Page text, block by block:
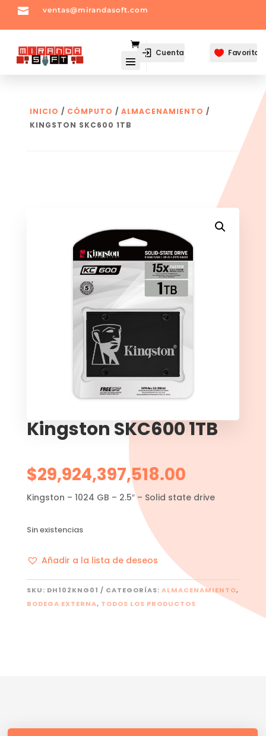
 ventas@mirandasoft.com
Cuenta  Favoritos
INICIO / CÓMPUTO / ALMACENAMIENTO /
KINGSTON SKC600 1TB
Kingston SKC600 1TB
$29,924,397,518.00
Kingston – 1024 GB – 2.5″ – Solid state drive
Sin existencias
Añadir a la lista de deseos
SKU: DH102KNG01 CATEGORÍAS: ALMACENAMIENTO,
BODEGA EXTERNA, TODOS LOS PRODUCTOS